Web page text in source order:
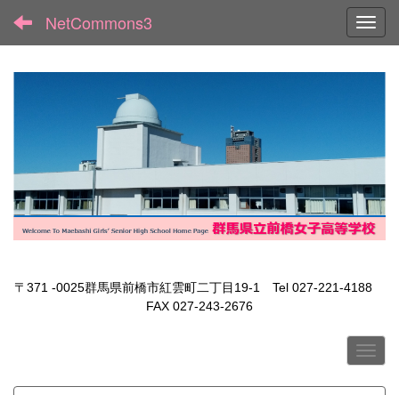
NetCommons3
〒371 -0025群馬県前橋市紅雲町二丁目19-1 Tel 027-221-4188
FAX 027-243-2676